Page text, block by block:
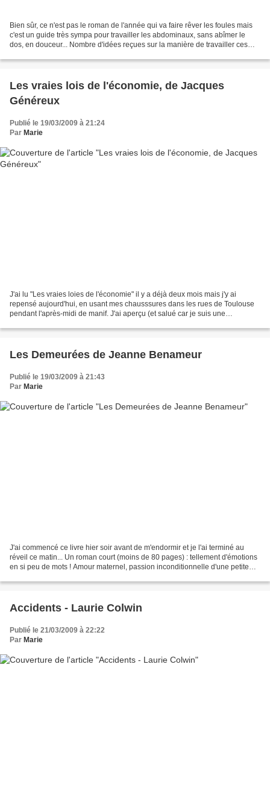
Bien sûr, ce n'est pas le roman de l'année qui va faire rêver les foules mais
c'est un guide très sympa pour travailler les abdominaux, sans abîmer le
dos, en douceur... Nombre d'idées reçues sur la manière de travailler ces
Les vraies lois de l'économie, de Jacques
Généreux
Publié le 19/03/2009 à 21:24
Par Marie
J'ai lu "Les vraies loies de l'économie" il y a déjà deux mois mais j'y ai
repensé aujourd'hui, en usant mes chausssures dans les rues de Toulouse
pendant l'après-midi de manif. J'ai aperçu (et salué car je suis une
Les Demeurées de Jeanne Benameur
Publié le 19/03/2009 à 21:43
Par Marie
J'ai commencé ce livre hier soir avant de m'endormir et je l'ai terminé au
réveil ce matin... Un roman court (moins de 80 pages) : tellement d'émotions
en si peu de mots ! Amour maternel, passion inconditionnelle d'une petite
Accidents - Laurie Colwin
Publié le 21/03/2009 à 22:22
Par Marie